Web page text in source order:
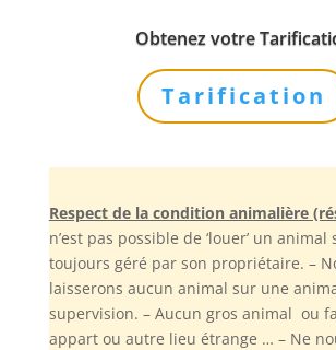
Obtenez votre
Tarification
Respect de la condition animalière
n’est pas possible de ‘louer’ un
toujours géré par son propriétaire. –
laisserons aucun animal sur une
supervision. – Aucun gros animal ou
appart ou autre lieu étrange … – Ne